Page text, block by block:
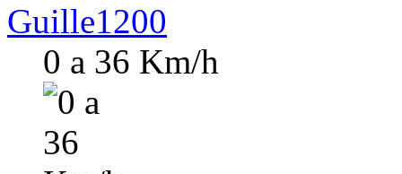
Guille1200
0 a 36 Km/h